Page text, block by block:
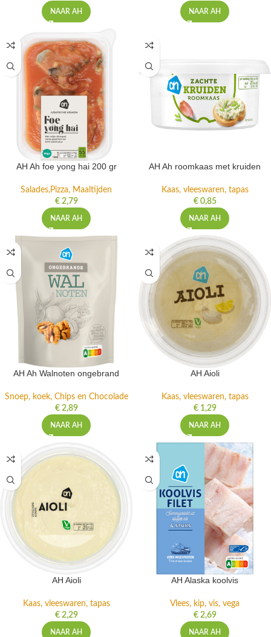
NAAR AH NAAR AH
AH Ah foe yong hai 200 gr
Salades,Pizza, Maaltijden
€2,79
NAAR AH
AH Ah roomkaas met kruiden
Kaas, vleeswaren, tapas
€0,85
NAAR AH
AH Ah Walnoten ongebrand
Snoep, koek, Chips en Chocolade
€2,89
NAAR AH
AH Aioli
Kaas, vleeswaren, tapas
€1,29
NAAR AH
AH Aioli
Kaas, vleeswaren, tapas
€2,29
NAAR AH
AH Alaska koolvis
Vlees, kip, vis, vega
€2,69
NAAR AH